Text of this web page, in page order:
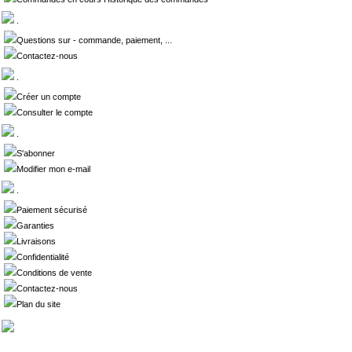
Questions sur - commande, paiement, ...
Contactez-nous
Créer un compte
Consulter le compte
S'abonner
Modifier mon e-mail
Paiement sécurisé
Garanties
Livraisons
Confidentialité
Conditions de vente
Contactez-nous
Plan du site